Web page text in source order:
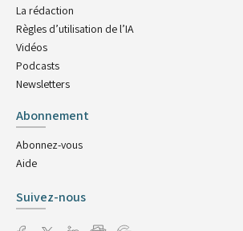
La rédaction
Règles d’utilisation de l’IA
Vidéos
Podcasts
Newsletters
Abonnement
Abonnez-vous
Aide
Suivez-nous